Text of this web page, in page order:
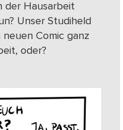
der Hausarbeit
Unser Studiheld
Comic ganz
oder?